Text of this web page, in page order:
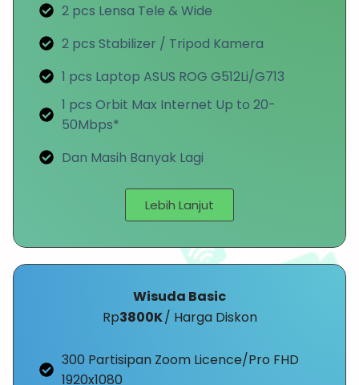
2 pcs Lensa Tele & Wide
2 pcs Stabilizer / Tripod Kamera
1 pcs Laptop ASUS ROG G512Li/G713
1 pcs Orbit Max Internet Up to 20-
50Mbps*
Dan Masih Banyak Lagi
Lebih Lanjut
Wisuda Basic
Rp3800K/ Harga Diskon
300 Partisipan Zoom Licence/Pro FHD
1920x1080